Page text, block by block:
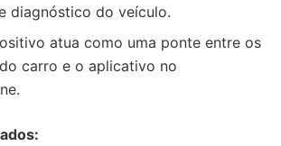
diagnóstico do veículo.
atua como uma ponte entre os
carro e o aplicativo no